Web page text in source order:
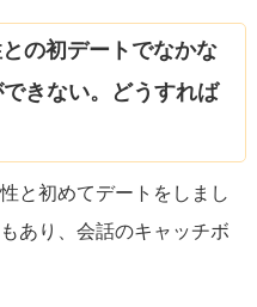
の初デートでなかな
きない。どうすれば
と初めてデートをしまし
あり、会話のキャッチボ